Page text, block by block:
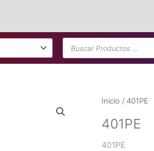
Búsqueda
de
productos
Inicio / 401PE
401PE
401PE